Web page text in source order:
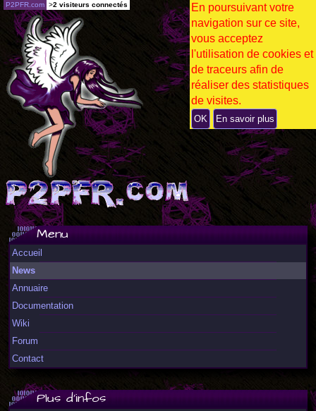
Menu
Accueil
News
Annuaire
Documentation
Wiki
Forum
Contact
Plus d'infos
P2PFR.com >2 visiteurs connectés
En poursuivant votre
navigation sur ce site,
vous acceptez
l'utilisation de cookies et
de traceurs afin de
réaliser des statistiques
de visites.
OK En savoir plus